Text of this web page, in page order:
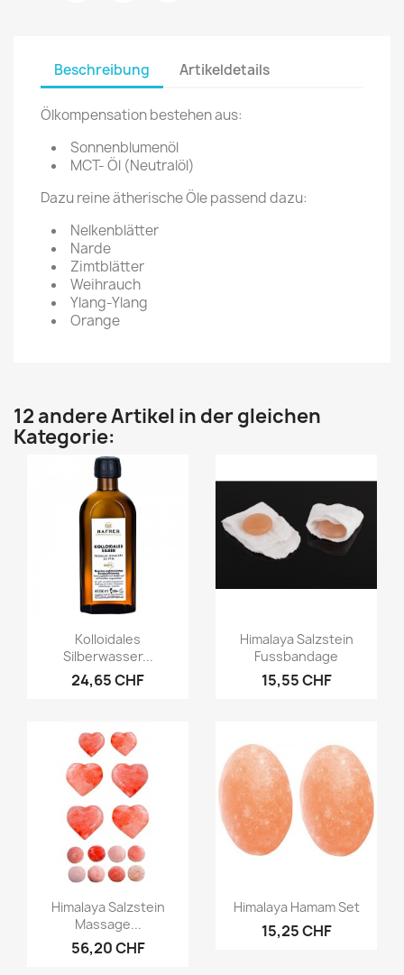
Beschreibung Artikeldetails
Ölkompensation bestehen aus:
Sonnenblumenöl
MCT- Öl (Neutralöl)
Dazu reine ätherische Öle passend dazu:
Nelkenblätter
Narde
Zimtblätter
Weihrauch
Ylang-Ylang
Orange
12 andere Artikel in der gleichen
Kategorie:
Vorschau
Kolloidales
Silberwasser...
24,65 CHF
Vorschau
Himalaya Salzstein
Fussbandage
15,55 CHF
Vorschau
Himalaya Salzstein
Massage...
56,20 CHF
Vorschau
Himalaya Hamam Set
15,25 CHF